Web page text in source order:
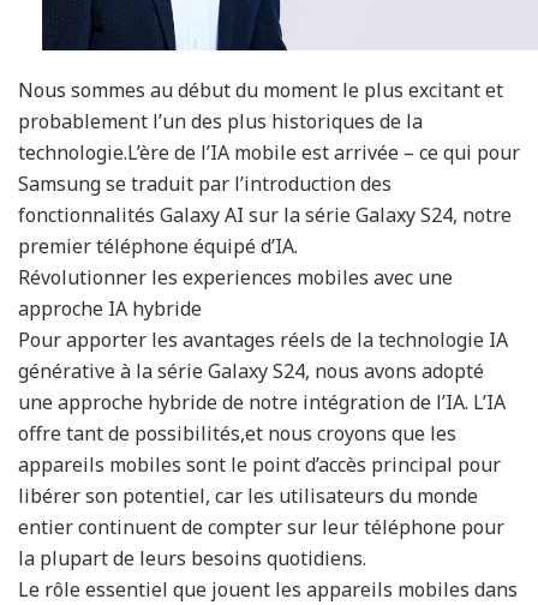
Nous sommes au début du moment le plus excitant et
probablement l’un des plus historiques de la
technologie.L’ère de l’IA mobile est arrivée – ce qui pour
Samsung se traduit par l’introduction des
fonctionnalités Galaxy AI sur la série Galaxy S24, notre
premier téléphone équipé d’IA.
Révolutionner les experiences mobiles avec une
approche IA hybride
Pour apporter les avantages réels de la technologie IA
générative à la série Galaxy S24, nous avons adopté
une approche hybride de notre intégration de l’IA. L’IA
offre tant de possibilités,et nous croyons que les
appareils mobiles sont le point d’accès principal pour
libérer son potentiel, car les utilisateurs du monde
entier continuent de compter sur leur téléphone pour
la plupart de leurs besoins quotidiens.
Le rôle essentiel que jouent les appareils mobiles dans